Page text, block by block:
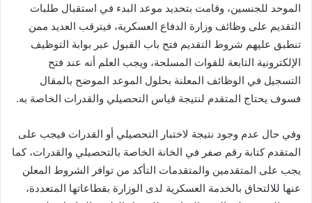
الموحد للجنسين، وقامت بتحديد موعد البدء في استقبال طلبات
التقديم على وظائف وزارة الدفاع العسكرية، فيترقب العديد ممن
تنطبق عليهم شروط التقديم فتح باب القبول عبر بوابة التوظيف
الإلكترونية التابعة للقوات المسلحة، ويجب العلم أنه عند فتح
التسجيل في الوظائف المعلنة بحلول الموعد الموضح بالمقال
فسوف يحتاج المتقدم لنتيجة قياس التحصيلي والقدرات الخاصة به.
وفي حال عدم وجود نتيجة لاختبار التحصيلي أو القدرات فيجب على
المتقدم كتابة رقم صفر في الخانة الخاصة بالتحصيلي والقدرات، كما
يجب على المتقدمين والمتقدمات التأكد من توافر الشروط المعلن
عنها للالتحاق بالخدمة العسكرية لدى الوزارة بقطاعاتها المتعددة،